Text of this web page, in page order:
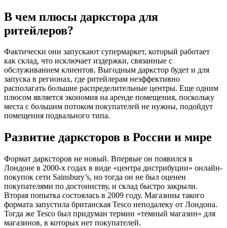
В чем плюсы даркстора для
ритейлеров?
Фактически они запускают супермаркет, который работает
как склад, что исключает издержки, связанные с
обслуживанием клиентов. Выгодным даркстор будет и для
запуска в регионах, где ритейлерам неэффективно
располагать большие распределительные центры. Еще одним
плюсом является экономия на аренде помещения, поскольку
места с большим потоком покупателей не нужны, подойдут
помещения подвального типа.
Развитие дарксторов в России и мире
Формат дарксторов не новый. Впервые он появился в
Лондоне в 2000-х годах в виде «центра дистрибуции» онлайн-
покупок сети Sainsbury’s, но тогда он не был оценен
покупателями по достоинству, и склад быстро закрыли.
Вторая попытка состоялась в 2009 году. Магазины такого
формата запустила британская Tesco неподалеку от Лондона.
Тогда же Tesco был придуман термин «темный магазин» для
магазинов, в которых нет покупателей.